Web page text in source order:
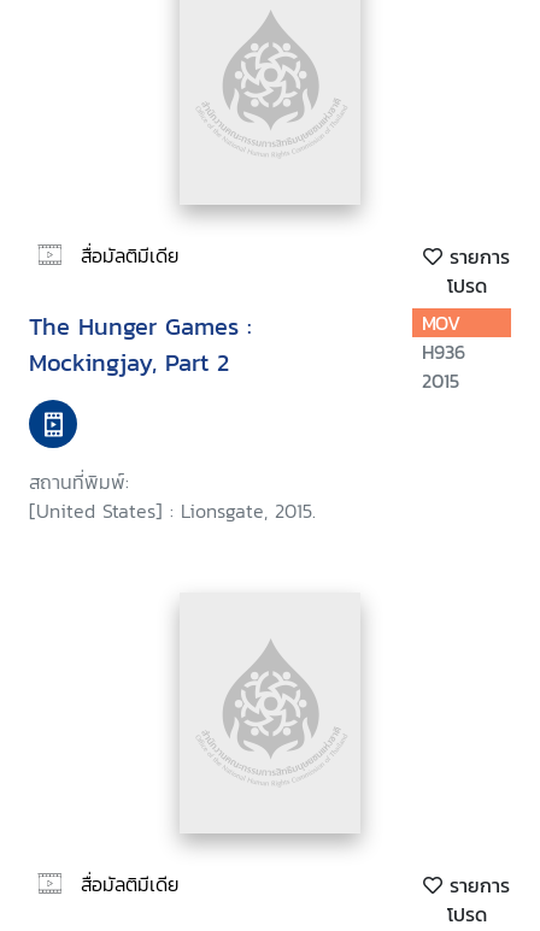
สื่อมัลติมีเดีย
รายการ
โปรด
The Hunger Games :
Mockingjay, Part 2
สถานที่พิมพ์:
[United States] : Lionsgate, 2015.
MOV
H936
2015
สื่อมัลติมีเดีย
รายการ
โปรด